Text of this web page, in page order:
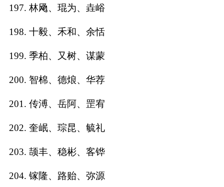
197. 林飏、琨为、垚峪
198. 十毅、禾和、余恬
199. 季柏、又树、谋蒙
200. 智棉、德烺、华荐
201. 传溥、岳阿、罡宥
202. 奎岷、琮昆、毓礼
203. 颉丰、稳彬、客铧
204. 镓隆、路贻、弥源